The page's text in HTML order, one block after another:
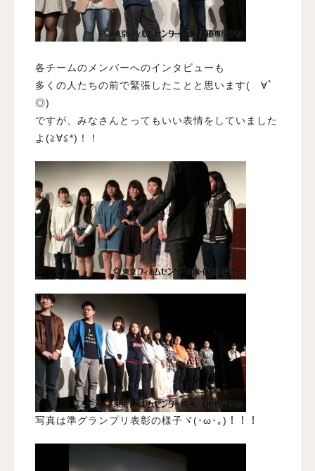
各チームのメンバーへのインタビューも
多くの人たちの前で緊張したことと思います(ゝ∀ﾟ
◎)
ですが、みなさんとってもいい表情をしていました
よ(≧∀≦*)！！
写真は準グランプリ表彰の様子ヾ(･ω･｡)！！！